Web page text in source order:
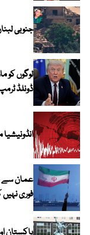
جنوبی لبنان میں دھماکا
لوگوں کو
ڈونلڈ
عمان سے
فوری نہیں